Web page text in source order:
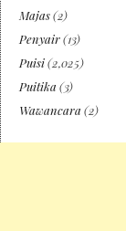
Majas(2)
Penyair(13)
Puisi(2,025)
Puitika (3)
Wawancara (2)